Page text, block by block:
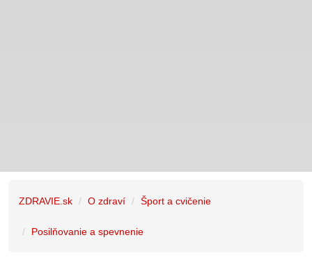
ZDRAVIE.sk O zdraví Šport a cvičenie
Posilňovanie a spevnenie